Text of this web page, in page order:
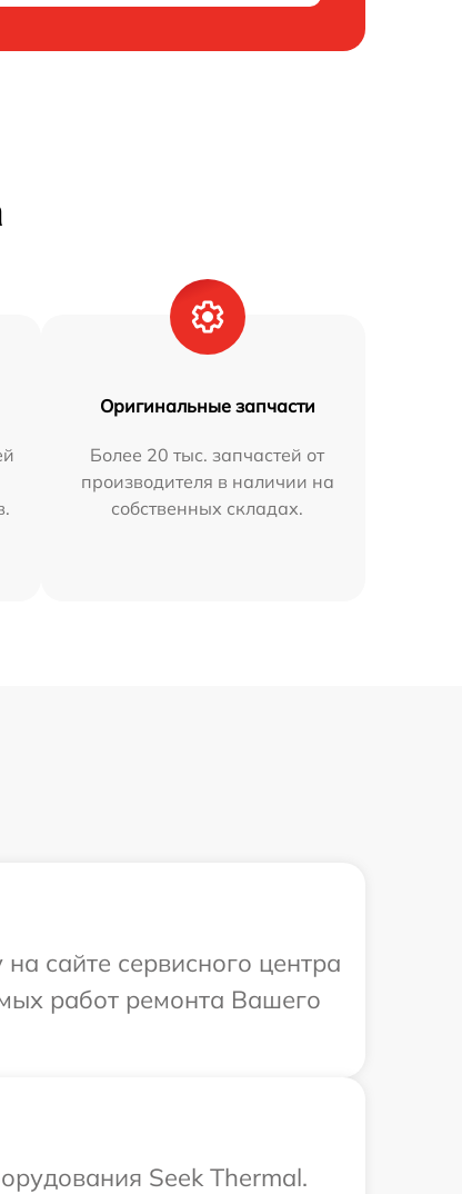
Оригинальные запчасти
Более 20 тыс. запчастей от
производителя в наличии на
собственных складах.
сайте сервисного центра
работ ремонта Вашего
Seek Thermal.